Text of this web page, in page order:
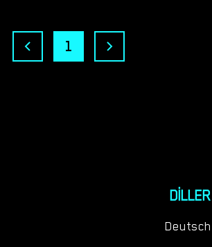
kadar kalman gerekecek?
1
DILLER
Deutsch